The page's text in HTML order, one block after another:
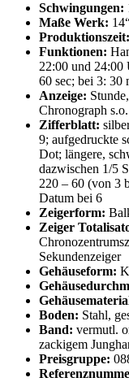
Schwingungen:
Maße Werk:
Produktionszeit:
Funktionen:
22:00 und 24:00
60 sec; bei 3: 30
Anzeige:
Chronograph
Zifferblatt:
9; aufgedruckte
Dot; längere,
dazwischen 1/5
220 – 60 (von 3
Datum bei 6
Zeigerform:
Zeiger
Sekundenzeiger
Gehäuseform:
Boden: Stahl,
Band: vermutl.
zackigem
Preisgruppe: